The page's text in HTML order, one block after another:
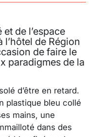
de l’espace
l’hôtel de Région
de faire le
paradigmes de la
d’être en retard.
plastique bleu collé
mains, une
dans des